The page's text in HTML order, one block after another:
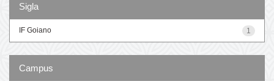
Sigla
1
IF Goiano
Campus